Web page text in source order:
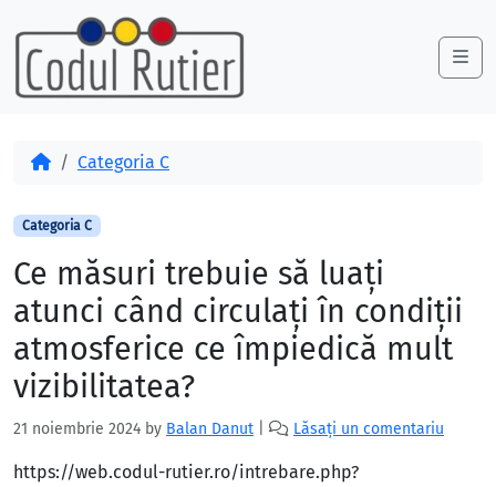
Skip to content
Skip to footer
AcasăCategoria C
Categoria C
Ce măsuri trebuie să luaţi
atunci când circulaţi în condiţii
atmosferice ce împiedică mult
vizibilitatea?
21 noiembrie 2024 by Balan Danut Lăsați un comentariu
https://web.codul-rutier.ro/intrebare.php?